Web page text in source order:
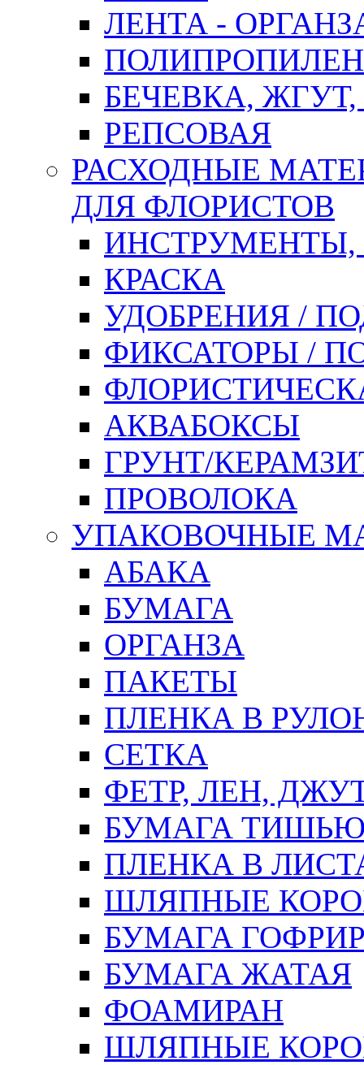
ЛЕНТА -
БЕЧЕВКА,
РЕПСОВАЯ
РАСХОДНЫЕ
ДЛЯ ФЛОРИСТОВ
ИНСТРУМЕНТЫ,
КРАСКА
УДОБРЕНИЯ /
ФИКСАТОРЫ /
АКВАБОКСЫ
ГРУНТ/
ПРОВОЛОКА
УПАКОВОЧНЫЕ
АБАКА
БУМАГА
ОРГАНЗА
ПАКЕТЫ
ПЛЕНКА В
СЕТКА
ФЕТР, ЛЕН,
БУМАГА
ПЛЕНКА В
ШЛЯПНЫЕ
БУМАГА
БУМАГА ЖАТАЯ
ФОАМИРАН
ШЛЯПНЫЕ